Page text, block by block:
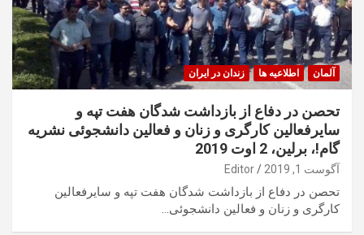
آلمان اطلاعیه ها زندان در ایران
تحصن در دفاع از بازداشت شدگان هفت تپه و
سایرفعالین کارگری و زنان و فعالین دانشجوئی نشریه
گام!، برلین، 2 اوت 2019
آگوست 1, 2019 Editor
تحصن در دفاع از بازداشت شدگان هفت تپه و سایرفعالین
کارگری و زنان و فعالین دانشجوئی…